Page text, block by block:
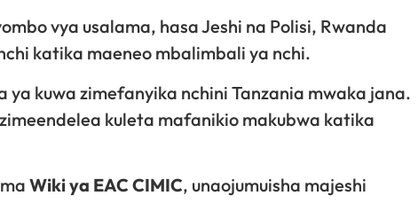
vya usalama, hasa Jeshi na Polisi, Rwanda
katika maeneo mbalimbali ya nchi.
kuwa zimefanyika nchini Tanzania mwaka jana.
kuleta mafanikio makubwa katika
Wiki ya EAC CIMIC, unaojumuisha majeshi